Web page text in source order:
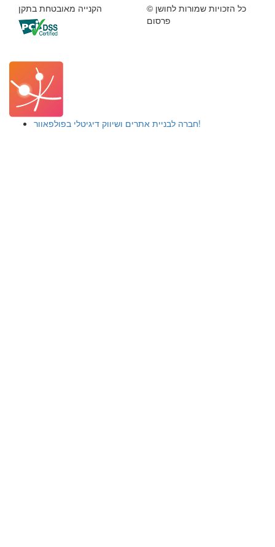
© כל הזכויות שמורות לחושן
פרסום
הקנייה מאובטחת בתקן
חברה לבניית אתרים ושיווק דיגיטלי בפולפאוור!